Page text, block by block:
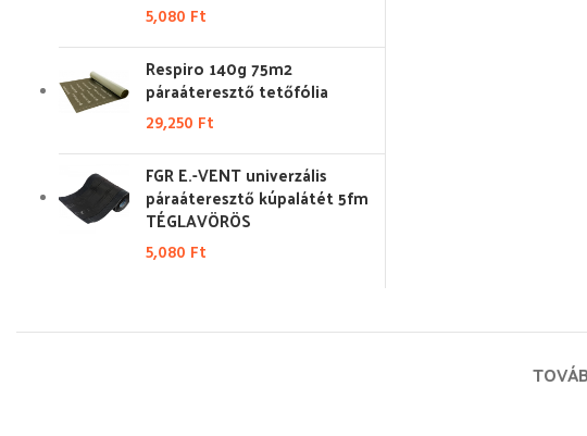
5,080 Ft
Respiro 140g 75m2
páraáteresztő tetőfólia
29,250 Ft
FGR E.-VENT univerzális
páraáteresztő kúpalátét 5fm
TÉGLAVÖRÖS
5,080 Ft